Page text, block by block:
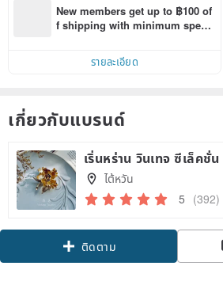
New members get up to ฿100 of
f shipping with minimum spen
within 7 days!
รายละเอียด
เกี่ยวกับแบรนด์
เริ่นหร่าน วินเทจ ซีเล็คชั่น
ไต้หวัน
5 (392)
ติดตาม